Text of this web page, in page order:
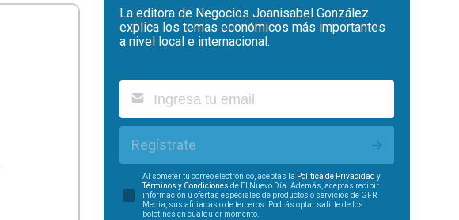
La editora de Negocios Joanisabel González
explica los temas económicos más importantes
a nivel local e internacional.
Regístrate
Al someter tu correo electrónico, aceptas la Política de Privacidad y
Términos y Condiciones de El Nuevo Día. Además, aceptas recibir
información u ofertas especiales de productos o servicios de GFR
Media, sus afiliadas o de terceros. Podrás optar salirte de los
boletines en cualquier momento.